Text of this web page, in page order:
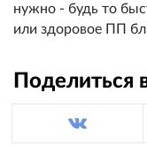
нужно - будь то
или здоровое ПП
Поделиться